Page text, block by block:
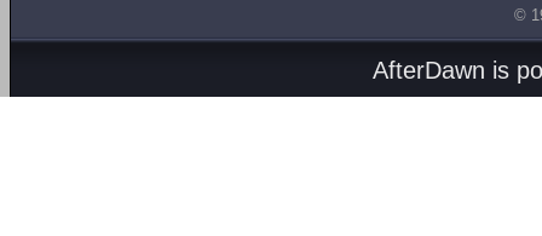
©
AfterDawn is